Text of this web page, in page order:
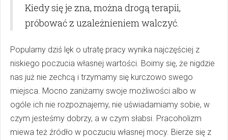
Kiedy się je zna, można drogą terapii,
próbować z uzależnieniem walczyć.
Popularny dziś lęk o utratę pracy wynika najczęściej z
niskiego poczucia własnej wartości. Boimy się, że nigdzie
nas już nie zechcą i trzymamy się kurczowo swego
miejsca. Mocno zaniżamy swoje możliwości albo w
ogóle ich nie rozpoznajemy, nie uświadamiamy sobie, w
czym jesteśmy dobrzy, a w czym słabsi. Pracoholizm
miewa też źródło w poczuciu własnej mocy. Bierze się z